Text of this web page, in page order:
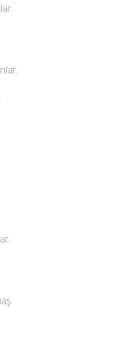
.